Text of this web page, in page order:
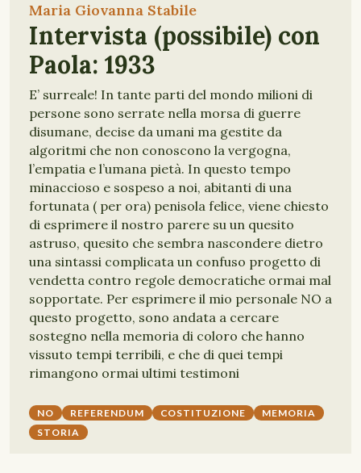
Maria Giovanna Stabile
Intervista (possibile) con
Paola: 1933
E’ surreale! In tante parti del mondo milioni di
persone sono serrate nella morsa di guerre
disumane, decise da umani ma gestite da
algoritmi che non conoscono la vergogna,
l’empatia e l’umana pietà. In questo tempo
minaccioso e sospeso a noi, abitanti di una
fortunata ( per ora) penisola felice, viene chiesto
di esprimere il nostro parere su un quesito
astruso, quesito che sembra nascondere dietro
una sintassi complicata un confuso progetto di
vendetta contro regole democratiche ormai mal
sopportate. Per esprimere il mio personale NO a
questo progetto, sono andata a cercare
sostegno nella memoria di coloro che hanno
vissuto tempi terribili, e che di quei tempi
rimangono ormai ultimi testimoni
NO REFERENDUM COSTITUZIONE
MEMORIA
STORIA